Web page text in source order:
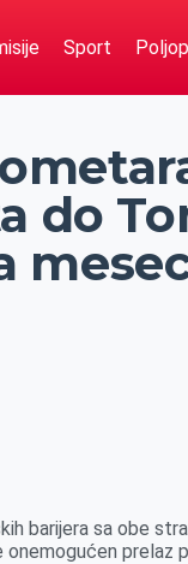
Sport
do
barijera sa obe
prelaz